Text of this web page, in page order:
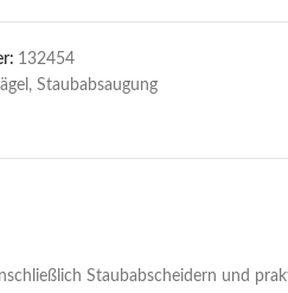
132454
, Staubabsaugung
Staubabscheidern und